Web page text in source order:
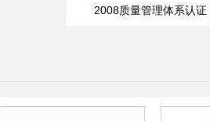
2008质量管理体系认证